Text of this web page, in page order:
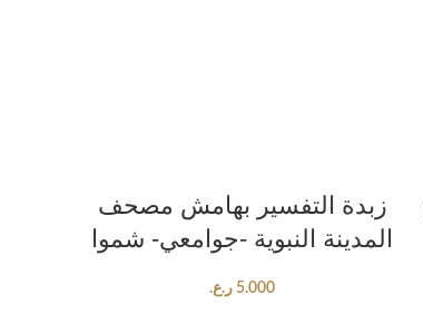
زبدة التفسير بهامش مصحف
المدينة النبوية -جوامعي- شموا
5.000 ر.ع.